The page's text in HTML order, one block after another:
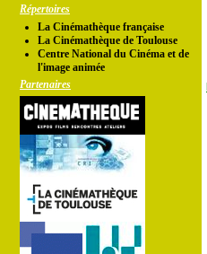
Répertoires
La Cinémathèque française
La Cinémathèque de Toulouse
Centre National du Cinéma et de
l'image animée
Partenaires